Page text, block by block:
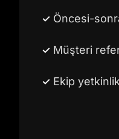
Öncesi-
Müşteri
Ekip